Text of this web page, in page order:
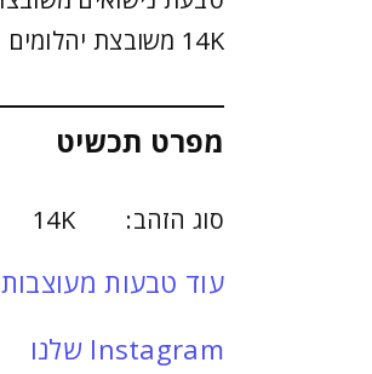
14K משובצת יהלומים
מפרט תכשיט
סוג הזהב: 14K
עוד טבעות מעוצבות
Instagram שלנו